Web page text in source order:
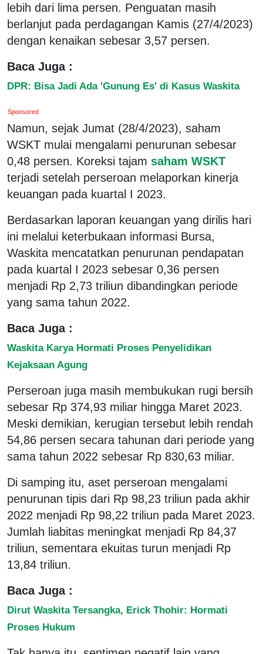
lebih dari lima persen. Penguatan masih
berlanjut pada perdagangan Kamis (27/4/2023)
dengan kenaikan sebesar 3,57 persen.
Baca Juga :
DPR: Bisa Jadi Ada 'Gunung Es' di Kasus Waskita
Sponsored
Namun, sejak Jumat (28/4/2023), saham
WSKT mulai mengalami penurunan sebesar
0,48 persen. Koreksi tajam saham WSKT
terjadi setelah perseroan melaporkan kinerja
keuangan pada kuartal I 2023.
Berdasarkan laporan keuangan yang dirilis hari
ini melalui keterbukaan informasi Bursa,
Waskita mencatatkan penurunan pendapatan
pada kuartal I 2023 sebesar 0,36 persen
menjadi Rp 2,73 triliun dibandingkan periode
yang sama tahun 2022.
Baca Juga :
Waskita Karya Hormati Proses Penyelidikan
Kejaksaan Agung
Perseroan juga masih membukukan rugi bersih
sebesar Rp 374,93 miliar hingga Maret 2023.
Meski demikian, kerugian tersebut lebih rendah
54,86 persen secara tahunan dari periode yang
sama tahun 2022 sebesar Rp 830,63 miliar.
Di samping itu, aset perseroan mengalami
penurunan tipis dari Rp 98,23 triliun pada akhir
2022 menjadi Rp 98,22 triliun pada Maret 2023.
Jumlah liabitas meningkat menjadi Rp 84,37
triliun, sementara ekuitas turun menjadi Rp
13,84 triliun.
Baca Juga :
Dirut Waskita Tersangka, Erick Thohir: Hormati
Proses Hukum